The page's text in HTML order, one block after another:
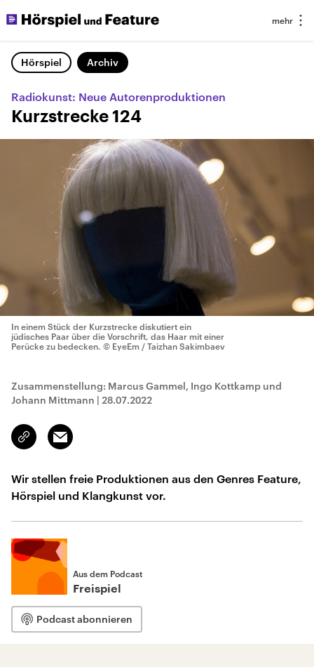
Hörspiel Archiv
Radiokunst: Neue Autorenproduktionen
Kurzstrecke 124
In einem Stück der Kurzstrecke diskutiert ein
jüdisches Paar über die Vorschrift, das Haar mit einer
Perücke zu bedecken. © EyeEm / Taizhan Sakimbaev
Zusammenstellung: Marcus Gammel, Ingo Kottkamp und
Johann Mittmann | 28.07.2022
Link
kopieren/teilen
Email
Wir stellen freie Produktionen aus den Genres Feature,
Hörspiel und Klangkunst vor.
Aus dem Podcast
Freispiel
Podcast abonnieren